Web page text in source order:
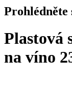
Prohlédněte
Plastová
na víno